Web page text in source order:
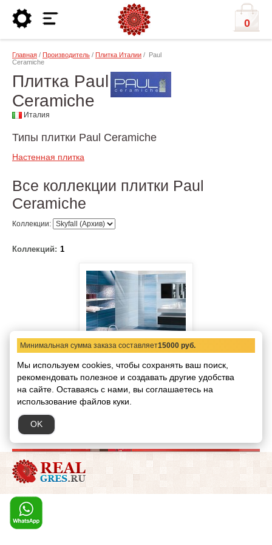
0
Главная / Производитель / Плитка Италии / Paul
Ceramiche
Плитка Paul
Ceramiche
Италия
Типы плитки Paul Ceramiche
Настенная плитка
Все коллекции плитки Paul
Ceramiche
Коллекции:
Коллекций: 1
Paul
Ceramiche
Страна:
Италия
Минимальная сумма заказа составляет15000 руб.
Мы используем cookies, чтобы сохранять ваш поиск,
рекомендовать полезное и создавать другие удобства
на сайте. Оставаясь с нами, вы соглашаетесь на
использование файлов куки.
OK